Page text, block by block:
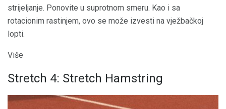
strijeljanje. Ponovite u suprotnom smeru. Kao i sa
rotacionim rastinjem, ovo se može izvesti na vježbačkoj
lopti.
Više
Stretch 4: Stretch Hamstring